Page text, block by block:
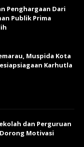
Penghargaan Dari
Publik Prima
Muspida Kota
Karhutla
dan Perguruan
Dorong Motivasi